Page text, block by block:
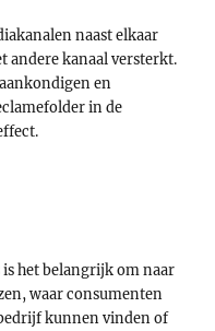
naast elkaar
andere kanaal versterkt.
en
in de
het belangrijk om naar
waar consumenten
kunnen vinden of